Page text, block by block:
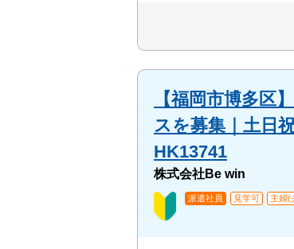
【福岡市博多区
スを募集｜土日
HK13741
株式会社Be win
派遣社員 見学可 主婦(